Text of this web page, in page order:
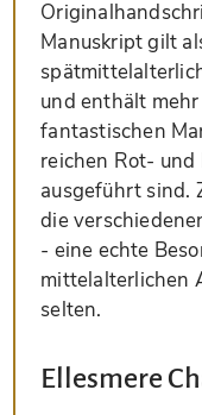
Manuskript gilt
und enthält
fantastischen
reichen Rot-
ausgeführt sind.
die
- eine echte
mittelalterlichen
selten.
Ellesmere